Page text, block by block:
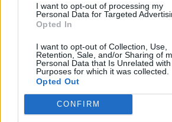
I want to opt-out of processing my
Personal Data for Targeted
Opted In
I want to opt-out of Collection, Use,
Retention, Sale, and/or Sharing of
Personal Data that Is Unrelated
Purposes for which it was collected.
Opted Out
CONFIRM
Βάσεις 2026: Οι σχολές με τα
23/07/2026 20:16